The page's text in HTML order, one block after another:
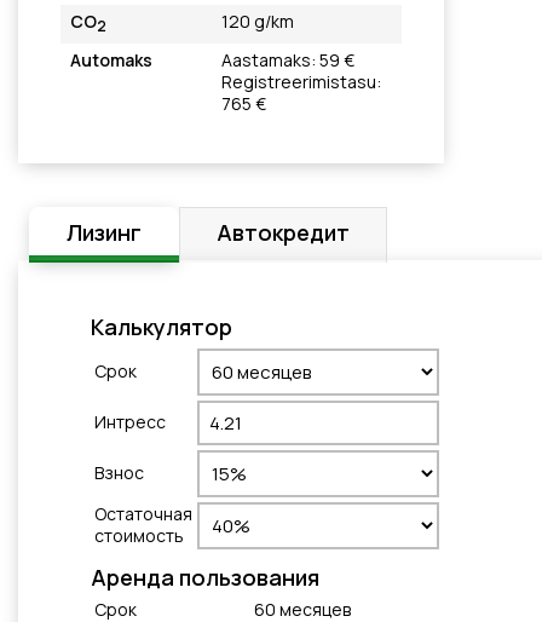
CO2
120 g/km
Automaks
Aastamaks: 59 €
Registreerimistasu:
765 €
Лизинг Автокредит
Калькулятор
Cрок
Интресс
Взнос
Остаточная
стоимость
Aренда пользования
Cрок 60 месяцeв